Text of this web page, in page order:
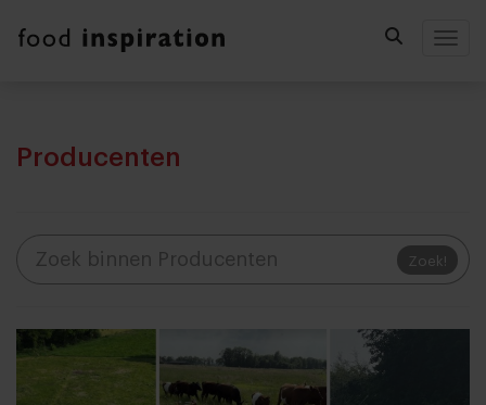
Producenten
Zoek!